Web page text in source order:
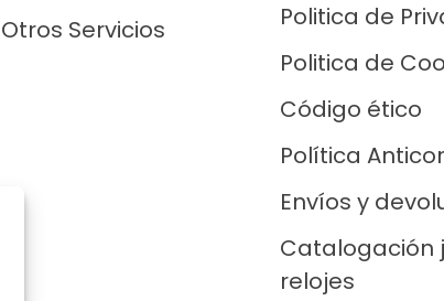
Otros Servicios
Politica de
Politica de
Código ético
Política
Envíos y
Catalogación
relojes